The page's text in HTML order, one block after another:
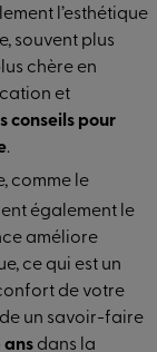
l’esthétique
souvent plus
chère en
et
conseils pour
.
comme le
également le
améliore
ce qui est un
de votre
un savoir-faire
ans dans la